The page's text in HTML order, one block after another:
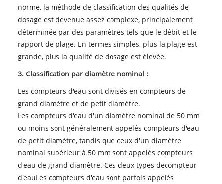
norme, la méthode de classification des qualités de
dosage est devenue assez complexe, principalement
déterminée par des paramètres tels que le débit et le
rapport de plage. En termes simples, plus la plage est
grande, plus la qualité de dosage est élevée.
3. Classification par diamètre nominal :
Les compteurs d'eau sont divisés en compteurs de
grand diamètre et de petit diamètre.
Les compteurs d'eau d'un diamètre nominal de 50 mm
ou moins sont généralement appelés compteurs d'eau
de petit diamètre, tandis que ceux d'un diamètre
nominal supérieur à 50 mm sont appelés compteurs
d'eau de grand diamètre. Ces deux types decompteur
d'eauLes compteurs d'eau sont parfois appelés